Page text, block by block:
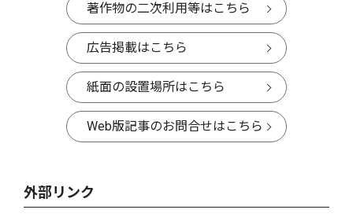
著作物の二次利用等はこちら
広告掲載はこちら
紙面の設置場所はこちら
Web版記事のお問合せはこちら
外部リンク